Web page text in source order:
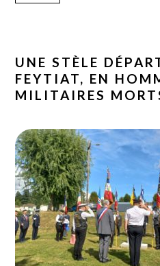
UNE STÈLE
FEYTIAT, EN
MILITAIRES